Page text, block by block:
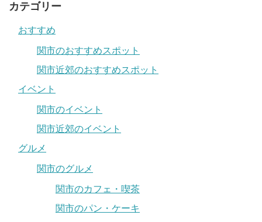
カテゴリー
おすすめ
関市のおすすめスポット
関市近郊のおすすめスポット
イベント
関市のイベント
関市近郊のイベント
グルメ
関市のグルメ
関市のカフェ・喫茶
関市のパン・ケーキ